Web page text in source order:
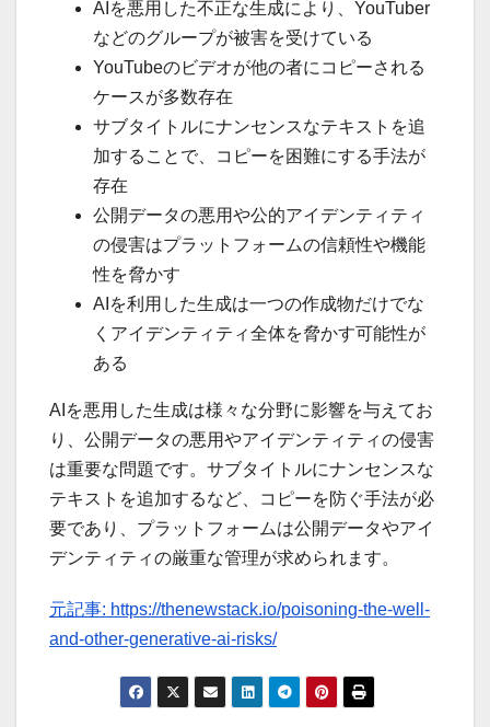
AIを悪用した不正な生成により、YouTuber
などのグループが被害を受けている
YouTubeのビデオが他の者にコピーされる
ケースが多数存在
サブタイトルにナンセンスなテキストを追
加することで、コピーを困難にする手法が
存在
公開データの悪用や公的アイデンティティ
の侵害はプラットフォームの信頼性や機能
性を脅かす
AIを利用した生成は一つの作成物だけでな
くアイデンティティ全体を脅かす可能性が
ある
AIを悪用した生成は様々な分野に影響を与えてお
り、公開データの悪用やアイデンティティの侵害
は重要な問題です。サブタイトルにナンセンスな
テキストを追加するなど、コピーを防ぐ手法が必
要であり、プラットフォームは公開データやアイ
デンティティの厳重な管理が求められます。
元記事: https://thenewstack.io/poisoning-the-well-
and-other-generative-ai-risks/